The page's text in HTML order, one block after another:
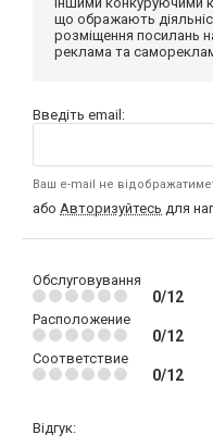
що ображають
розміщення посилань
реклама та
Введіть email:
Ваш e-mail не
або Авторизуйтесь для
Обслуговування
0/12
Расположение
0/12
Соответствие
0/12
Відгук: